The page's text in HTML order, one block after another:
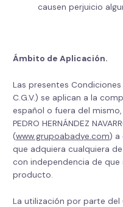
causen perjuicio
Ámbito de Aplicación.
Las presentes
C.G.V.) se aplican a la
español o fuera del
PEDRO HERNÁNDEZ
(www.grupoabadye.com) a
que adquiera cualquiera de
con independencia de que
producto.
La utilización por parte del